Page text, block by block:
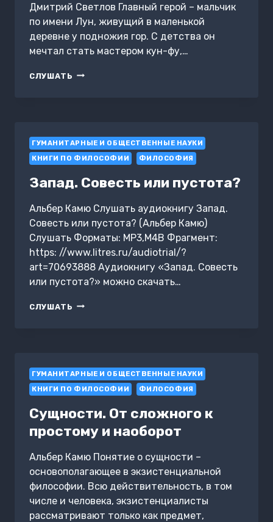
Дмитрий Светлов Главный герой – мальчик
по имени Лун, живущий в маленькой
деревне у подножия гор. С детства он
мечтал стать мастером кун-фу,…
СЛУШАТЬ ПУТЬ
ГУМАНИТАРНЫЕ И ОБЩЕСТВЕННЫЕ НАУКИ
КНИГИ ПО ФИЛОСОФИИ
ФИЛОСОФИЯ
Запад. Совесть или пустота?
Альбер Камю Слушать аудиокнигу Запад.
Совесть или пустота? (Альбер Камю)
Слушать Форматы: MP3,M4B Фрагмент:
https: //www.litres.ru/audiotrial/?
art=70693888 Аудиокнигу «Запад. Совесть
или пустота?» можно скачать…
СЛУШАТЬ ЗАПАД.
ГУМАНИТАРНЫЕ И ОБЩЕСТВЕННЫЕ НАУКИ
КНИГИ ПО ФИЛОСОФИИ
ФИЛОСОФИЯ
Сущности. От сложного к
простому и наоборот
Альбер Камю Понятие о сущности –
основополагающее в экзистенциальной
философии. Всю действительность, в том
числе и человека, экзистенциалисты
рассматривают только как предмет,